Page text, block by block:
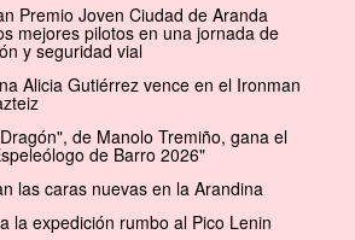
Premio Joven Ciudad de Aranda
mejores pilotos en una jornada de
y seguridad vial
Alicia Gutiérrez vence en el Ironman
de Manolo Tremiño, gana el
de Barro 2026"
las caras nuevas en la Arandina
la expedición rumbo al Pico Lenin